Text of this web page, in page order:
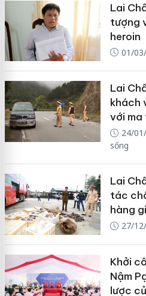
Lai
tượng
heroin
01/
Lai
khách
với ma
24/
sống
Lai
tác
hàng
27/
Khởi
Nậm
lược